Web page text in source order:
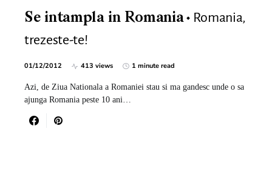
Se intampla in Romania
Romania,
trezeste-te!
01/12/2012 413 views 1 minute read
Azi, de Ziua Nationala a Romaniei stau si ma gandesc unde o sa
ajunga Romania peste 10 ani…